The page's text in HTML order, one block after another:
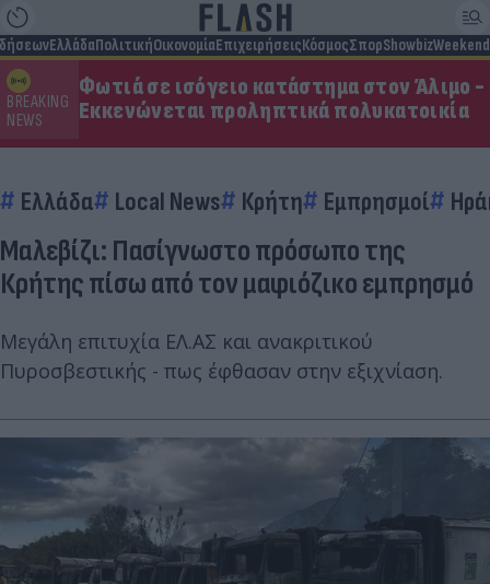
ΕλλάδαΠολιτικήΟικονομίαΕπιχειρήσειςΚόσμοςΣπορShowbizWeekend
BREAKING
NEWS
Φωτιά σε ισόγειο κατάστημα στον Άλιμο -
Εκκενώνεται προληπτικά πολυκατοικία
Ελλάδα Local News Κρήτη Εμπρησμοί
Μαλεβίζι: Πασίγνωστο πρόσωπο της
Κρήτης πίσω από τον μαφιόζικο εμπρησμό
Μεγάλη επιτυχία ΕΛ.ΑΣ και ανακριτικού
Πυροσβεστικής - πως έφθασαν στην εξιχνίαση.